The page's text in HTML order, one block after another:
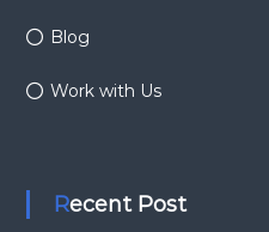
Blog
Work with Us
Recent Post